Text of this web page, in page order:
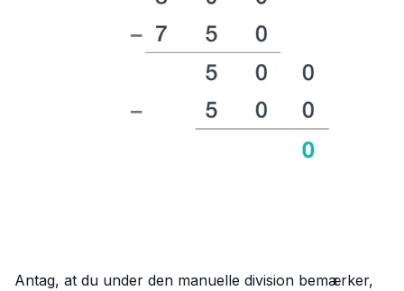
Antag, at du under den manuelle division bemærker,